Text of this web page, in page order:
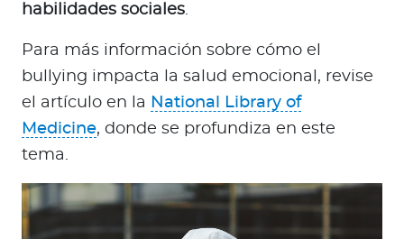
habilidades sociales.
Para más información sobre cómo el
bullying impacta la salud emocional, revise
el artículo en la National Library of
Medicine, donde se profundiza en este
tema.